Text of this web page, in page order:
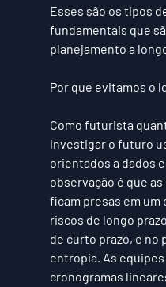
Esses são os tipos
fundamentais que
planejamento a
Por que evitamos o
Como futurista
investigar o futuro
orientados a dados
observação é que
ficam presas em um
riscos de longo
de curto prazo, e no
entropia. As
cronogramas